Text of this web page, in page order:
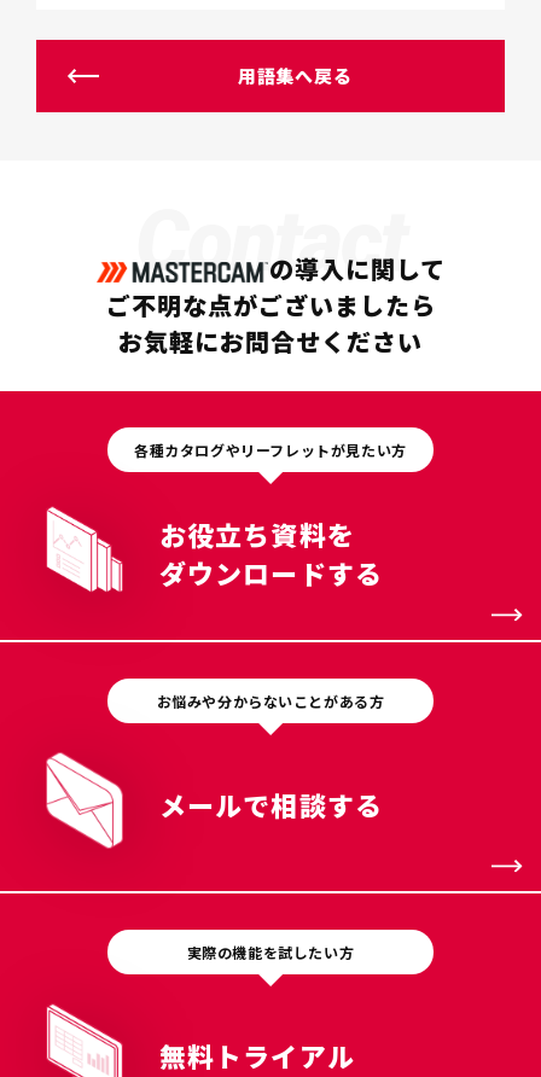
用語集へ戻る
Contact
の導入に関して
ご不明な点がございましたら
お気軽にお問合せください
各種カタログやリーフレットが見たい方
お役立ち資料を
ダウンロードする
お悩みや分からないことがある方
メールで相談する
実際の機能を試したい方
無料トライアル